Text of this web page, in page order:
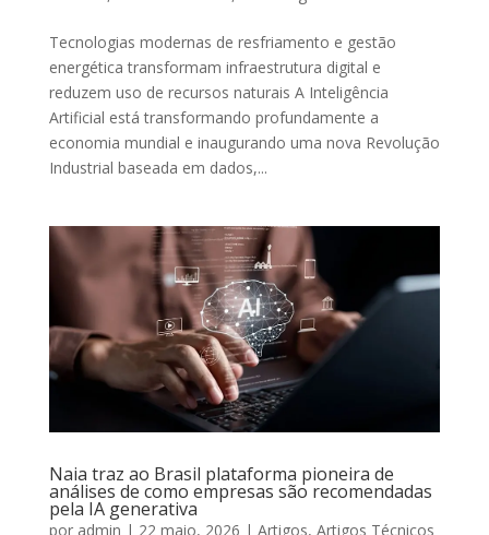
Tecnologias modernas de resfriamento e gestão
energética transformam infraestrutura digital e
reduzem uso de recursos naturais A Inteligência
Artificial está transformando profundamente a
economia mundial e inaugurando uma nova Revolução
Industrial baseada em dados,...
Naia traz ao Brasil plataforma pioneira de
análises de como empresas são recomendadas
pela IA generativa
por admin | 22 maio, 2026 | Artigos, Artigos Técnicos